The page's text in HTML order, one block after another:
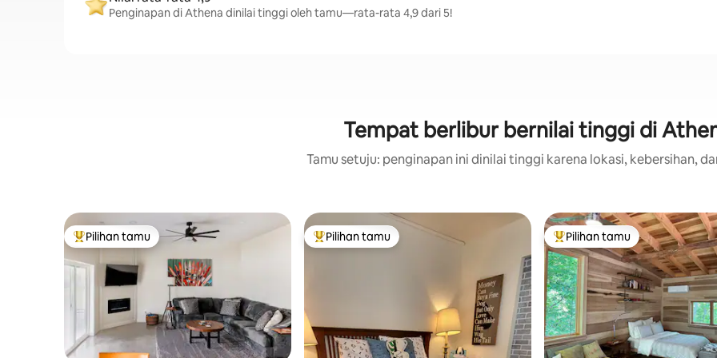
Penginapan di Athena dinilai tinggi oleh tamu—rata-rata 4,9 dari 5!
Tempat berlibur bernilai tinggi di
Tamu setuju: penginapan ini dinilai tinggi karena lokasi, kebersihan,
Pilihan tamu terpopuler
Pilihan tamu Pilihan tamu terpopuler
Pilihan tamu Pilihan tamu terpopuler
Pilihan tamu